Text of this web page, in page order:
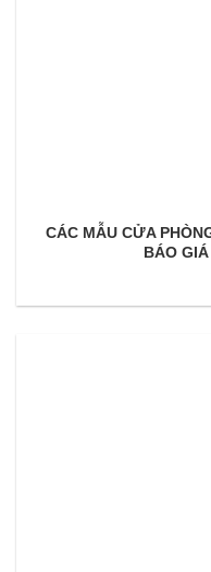
CÁC MẪU CỬA
BÁO